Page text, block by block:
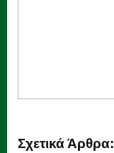
Σχετικά Άρθρα: